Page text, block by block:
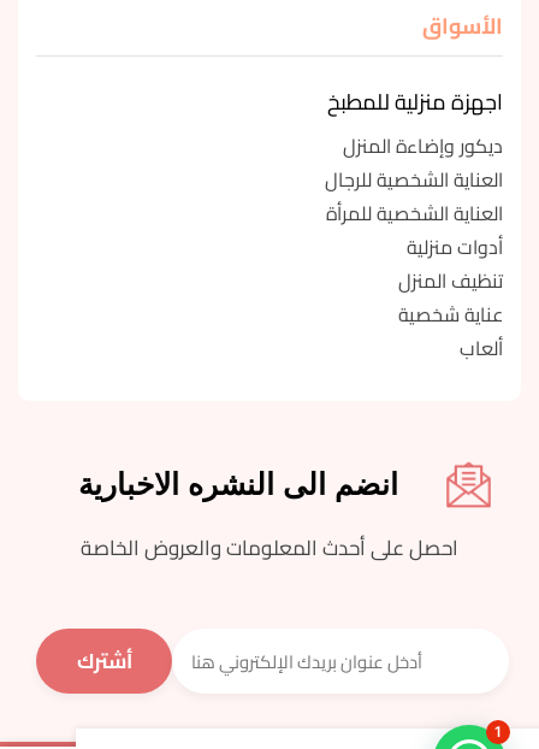
الأسواق
اجهزة منزلية للمطبخ
ديكور وإضاءة المنزل
العناية الشخصية للرجال
العناية الشخصية للمرأة
أدوات منزلية
تنظيف المنزل
عناية شخصية
ألعاب
انضم الى النشره الاخبارية
احصل على أحدث المعلومات والعروض الخاصة
1